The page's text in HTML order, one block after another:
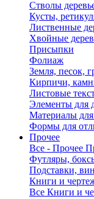
Стволы
Кусты,
Лиственные
Хвойные
Присыпки
Фолиаж
Земля, песок,
Кирпичи,
Листовые
Элементы для
Материалы
Формы для
Прочее
Все - Прочее
Футляры,
Подставки,
Книги и
Все Книги и